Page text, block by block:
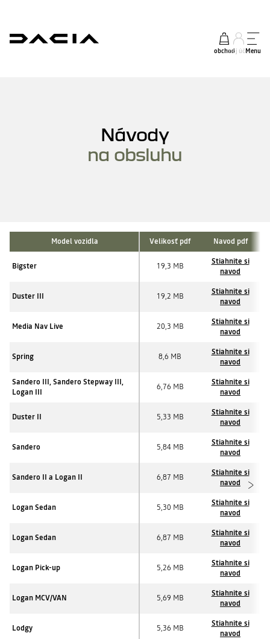
obchodmôj účetMenu
Návody
na obsluhu
Model vozidla Velikosť pdf Navod pdf
Bigster 19,3 MB
Stiahnite si
navod
Duster III 19,2 MB
Stiahnite si
navod
Media Nav Live 20,3 MB
Stiahnite si
navod
Spring 8,6 MB
Stiahnite si
navod
Sandero III, Sandero Stepway III,
Logan III
6,76 MB
Stiahnite si
navod
Duster II 5,33 MB
Stiahnite si
navod
Sandero 5,84 MB
Stiahnite si
navod
Sandero II a Logan II 6,87 MB
Stiahnite si
navod
Logan Sedan 5,30 MB
Stiahnite si
navod
Logan Sedan 6,87 MB
Stiahnite si
navod
Logan Pick-up 5,26 MB
Stiahnite si
navod
Logan MCV/VAN 5,69 MB
Stiahnite si
navod
Lodgy 5,36 MB
Stiahnite si
navod